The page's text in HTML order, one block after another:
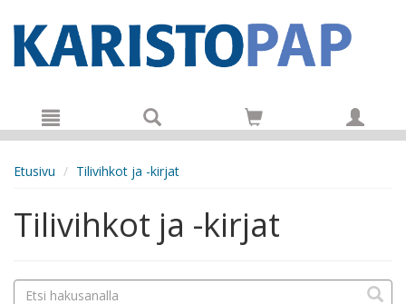
Etusivu Tilivihkot ja -kirjat
Tilivihkot ja -kirjat